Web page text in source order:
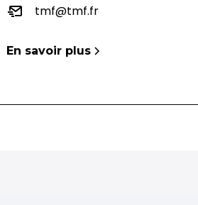
tmf@tmf.fr
En savoir plus